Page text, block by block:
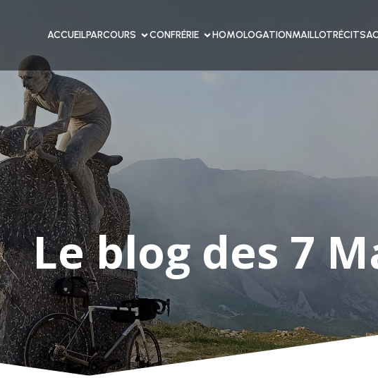
ACCUEILPARCOURS CONFRÉRIE HOMOLOGATIONMAILLOTRÉCITS
Le blog des 7